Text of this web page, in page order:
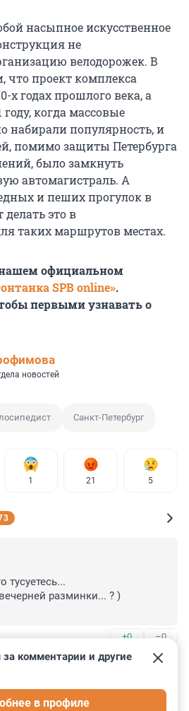
насыпное искусственное
не
велодорожек. В
что проект комплекса
х годах прошлого века, а
году, когда массовые
набирали популярность, и
помимо защиты Петербурга
было замкнуть
автомагистраль. А
и пеших прогулок в
это в
таких маршрутов местах.
официальном
SPB online».
первыми узнавать о
новостей
Санкт-Петербург
1 21 5
тусуетесь...
разминки... ? )
+0 –0
обьект и нечего вам там
сквозной проезд.
комментарии и другие
в профиле